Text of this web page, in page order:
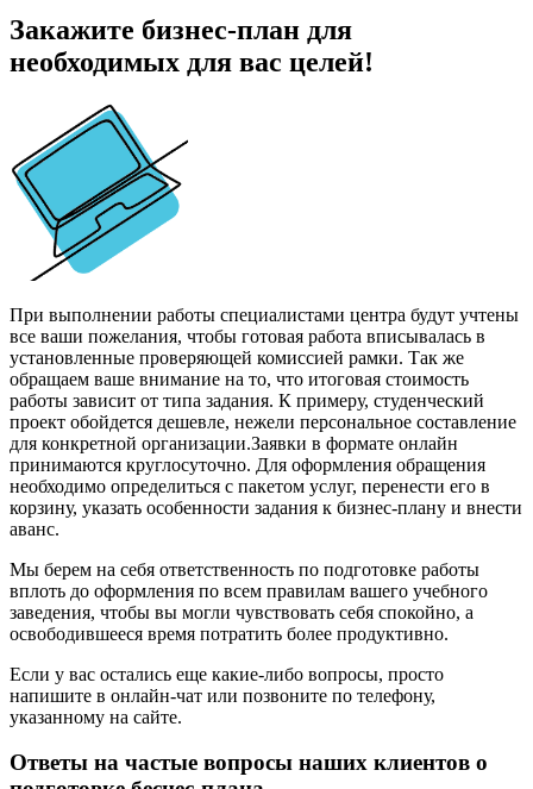
Закажите бизнес-план для
необходимых для вас целей!
При выполнении работы специалистами центра будут учтены
все ваши пожелания, чтобы готовая работа вписывалась в
установленные проверяющей комиссией рамки. Так же
обращаем ваше внимание на то, что итоговая стоимость
работы зависит от типа задания. К примеру, студенческий
проект обойдется дешевле, нежели персональное составление
для конкретной организации.Заявки в формате онлайн
принимаются круглосуточно. Для оформления обращения
необходимо определиться с пакетом услуг, перенести его в
корзину, указать особенности задания к бизнес-плану и внести
аванс.
Мы берем на себя ответственность по подготовке работы
вплоть до оформления по всем правилам вашего учебного
заведения, чтобы вы могли чувствовать себя спокойно, а
освободившееся время потратить более продуктивно.
Если у вас остались еще какие-либо вопросы, просто
напишите в онлайн-чат или позвоните по телефону,
указанному на сайте.
Ответы на частые вопросы наших клиентов о